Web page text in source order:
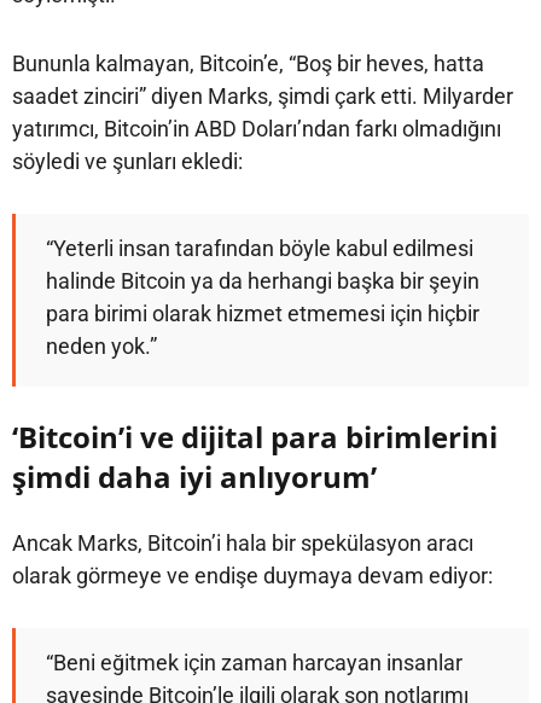
Bununla kalmayan, Bitcoin’e, “Boş bir heves, hatta
saadet zinciri” diyen Marks, şimdi çark etti. Milyarder
yatırımcı, Bitcoin’in ABD Doları’ndan farkı olmadığını
söyledi ve şunları ekledi:
“Yeterli insan tarafından böyle kabul edilmesi
halinde Bitcoin ya da herhangi başka bir şeyin
para birimi olarak hizmet etmemesi için hiçbir
neden yok.”
‘Bitcoin’i ve dijital para birimlerini
şimdi daha iyi anlıyorum’
Ancak Marks, Bitcoin’i hala bir spekülasyon aracı
olarak görmeye ve endişe duymaya devam ediyor:
“Beni eğitmek için zaman harcayan insanlar
sayesinde Bitcoin’le ilgili olarak son notlarımı